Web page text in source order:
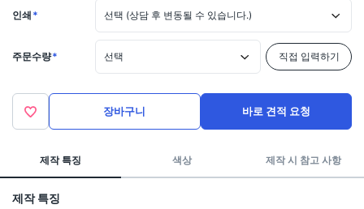
인쇄 * 선택 (상담 후 변동될 수 있습니다.)
주문수량* 선택 직접 입력하기
장바구니 바로 견적 요청
제작 특징 색상 제작 시 참고 사항
제작 특징